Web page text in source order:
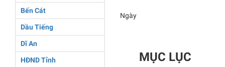
Bến Cát
Dầu Tiếng
Dĩ An
HĐND Tỉnh
Ngày
MỤC LỤC